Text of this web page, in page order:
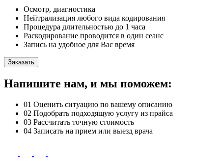
Осмотр, диагностика
Нейтрализация любого вида кодирования
Процедура длительностью до 1 часа
Раскодирование проводится в один сеанс
Запись на удобное для Вас время
Заказать
Напишите нам, и мы поможем:
01 Оценить ситуацию по вашему описанию
02 Подобрать подходящую услугу из прайса
03 Рассчитать точную стоимость
04 Записать на прием или выезд врача